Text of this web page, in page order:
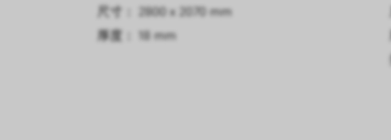
尺寸： 2800 x 2070 mm
厚度： 18 mm
类型： 密度板
尺寸： 5600 x 2150 mm